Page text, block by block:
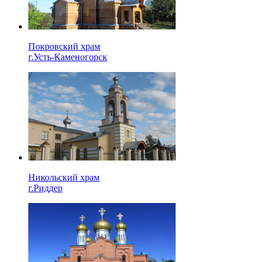
Покровский храм
г.Усть-Каменогорск
Никольский храм
г.Риддер